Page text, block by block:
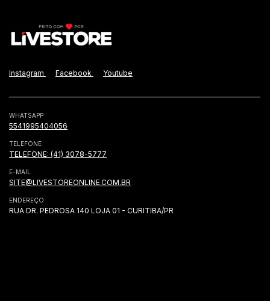
Instagram Facebook Youtube
WHATSAPP
5541995404056
TELEFONE
TELEFONE: (41) 3078-5777
E-MAIL
SITE@LIVESTOREONLINE.COM.BR
ENDEREÇO
RUA DR. PEDROSA 140 LOJA 01 - CURITIBA/PR